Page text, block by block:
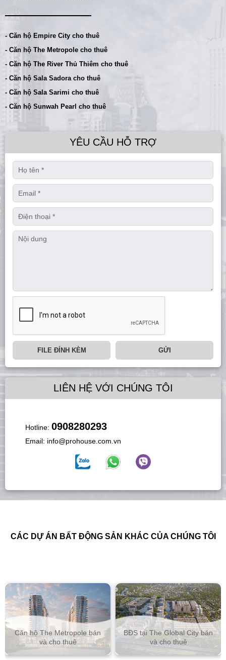
- Căn hộ Empire City cho thuê
- Căn hộ The Metropole cho thuê
- Căn hộ The River Thủ Thiêm cho thuê
- Căn hộ Sala Sadora cho thuê
- Căn hộ Sala Sarimi cho thuê
- Căn hộ Sunwah Pearl cho thuê
YÊU CẦU HỖ TRỢ
FILE ĐÍNH KÈM GỬI
LIÊN HỆ VỚI CHÚNG TÔI
Hotline: 0908280293
Email: info@prohouse.com.vn
CÁC DỰ ÁN BẤT ĐỘNG SẢN KHÁC CỦA CHÚNG TÔI
Căn hộ The Metropole bán
và cho thuê
BĐS tại The Global City bán
và cho thuê